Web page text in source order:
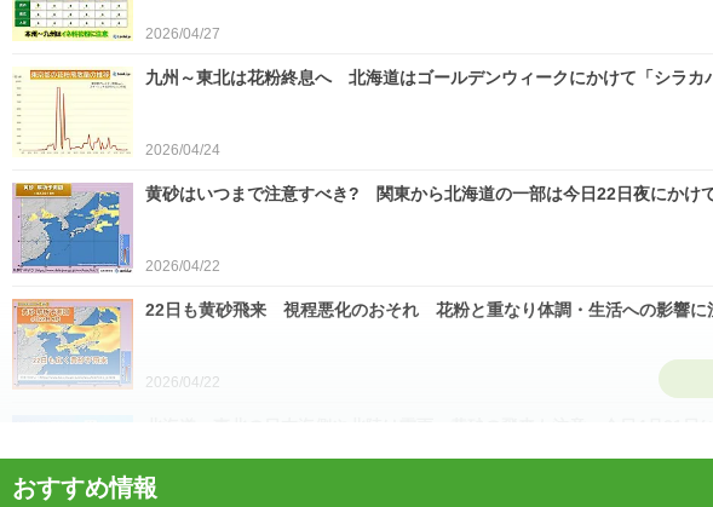
2026/04/27
九州～東北は花粉終息へ 北海道はゴールデンウィークにかけて「シラカ
2026/04/24
黄砂はいつまで注意すべき? 関東から北海道の一部は今日22日夜にかけ
2026/04/22
22日も黄砂飛来 視程悪化のおそれ 花粉と重なり体調・生活への影響に
2026/04/22
2026/04/21
おすすめ情報